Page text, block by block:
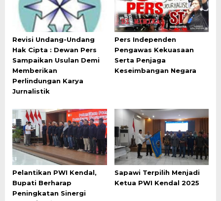
Revisi Undang-Undang
Hak Cipta : Dewan Pers
Sampaikan Usulan Demi
Memberikan
Perlindungan Karya
Jurnalistik
Pers Independen
Pengawas Kekuasaan
Serta Penjaga
Keseimbangan Negara
Pelantikan PWI Kendal,
Bupati Berharap
Peningkatan Sinergi
Sapawi Terpilih Menjadi
Ketua PWI Kendal 2025